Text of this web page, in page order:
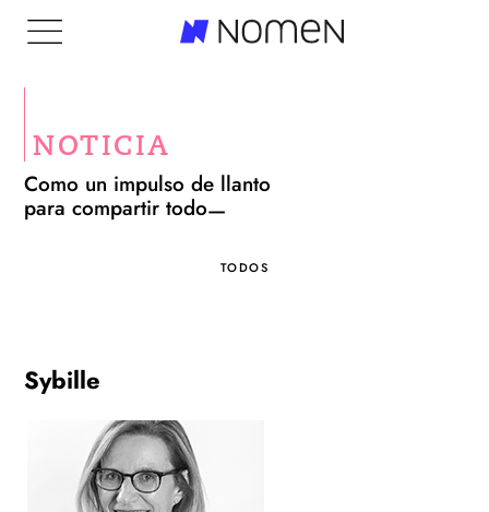
NOTICIA
Como un impulso de llanto
para compartir todo
TODOS
Sybille